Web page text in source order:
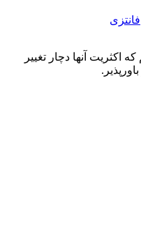
فانتزی
اکثریت آنها دچار تغییر